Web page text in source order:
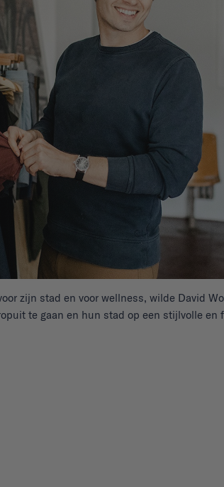
zijn stad en voor wellness, wilde David
te gaan en hun stad op een stijlvolle en